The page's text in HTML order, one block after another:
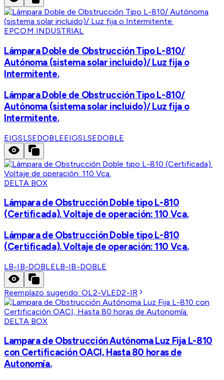
EPCOM INDUSTRIAL
Lámpara Doble de Obstrucción Tipo L-810/
Autónoma (sistema solar incluido)/ Luz fija o
Intermitente.
Lámpara Doble de Obstrucción Tipo L-810/
Autónoma (sistema solar incluido)/ Luz fija o
Intermitente.
EIGSLSEDOBLEEIGSLSEDOBLE
DELTA BOX
Lámpara de Obstrucción Doble tipo L-810
(Certificada). Voltaje de operación: 110 Vca.
Lámpara de Obstrucción Doble tipo L-810
(Certificada). Voltaje de operación: 110 Vca.
LB-IB-DOBLELB-IB-DOBLE
Reemplazo sugerido:OL2-VLED2-IR
DELTA BOX
Lampara de Obstrucción Autónoma Luz Fija L-810
con Certificación OACI, Hasta 80 horas de
Autonomía.